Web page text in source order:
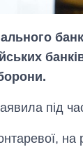
під
на